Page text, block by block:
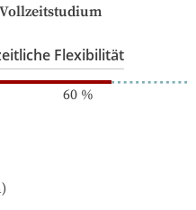
Vollzeitstudium
Flexibilität
60%